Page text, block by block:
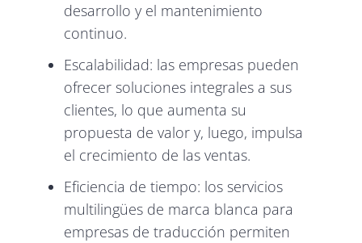
desarrollo y el mantenimiento
continuo.
Escalabilidad: las empresas pueden
ofrecer soluciones integrales a sus
clientes, lo que aumenta su
propuesta de valor y, luego, impulsa
el crecimiento de las ventas.
Eficiencia de tiempo: los servicios
multilingües de marca blanca para
empresas de traducción permiten